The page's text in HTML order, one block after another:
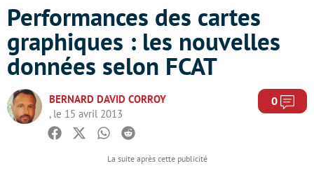
Performances des cartes
graphiques : les nouvelles
données selon FCAT
BERNARD DAVID CORROY
, le 15 avril 2013
0
Facebook
TwitterWhatsapp
Reddit